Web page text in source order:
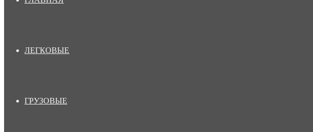
ЛЕГКОВЫЕ
ГРУЗОВЫЕ